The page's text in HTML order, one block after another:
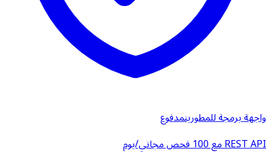
واجهة برمجة للمطورينمدفوع
REST API مع 100 فحص مجاني/يوم